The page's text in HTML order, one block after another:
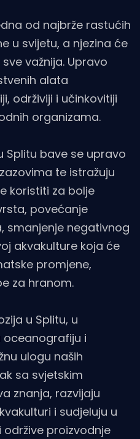
od najbrže rastućih
u svijetu, a njezina će
važnija. Upravo
alata
održiviji i učinkovitiji
organizama.
Splitu bave se upravo
te istražuju
koristiti za bolje
povećanje
smanjenje negativnog
akvakulture koja će
promjene,
za hranom.
u Splitu, u
oceanografiju i
ulogu naših
sa svjetskim
znanja, razvijaju
i sudjeluju u
proizvodnje